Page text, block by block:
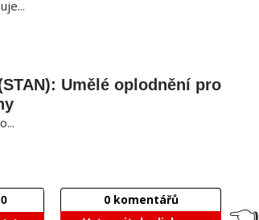
Umělé oplodnění pro
0komentářů